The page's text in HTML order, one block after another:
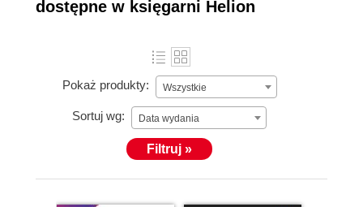
dostępne w księgarni Helion
Pokaż produkty: Wszystkie
Sortuj wg: Data wydania
Filtruj »